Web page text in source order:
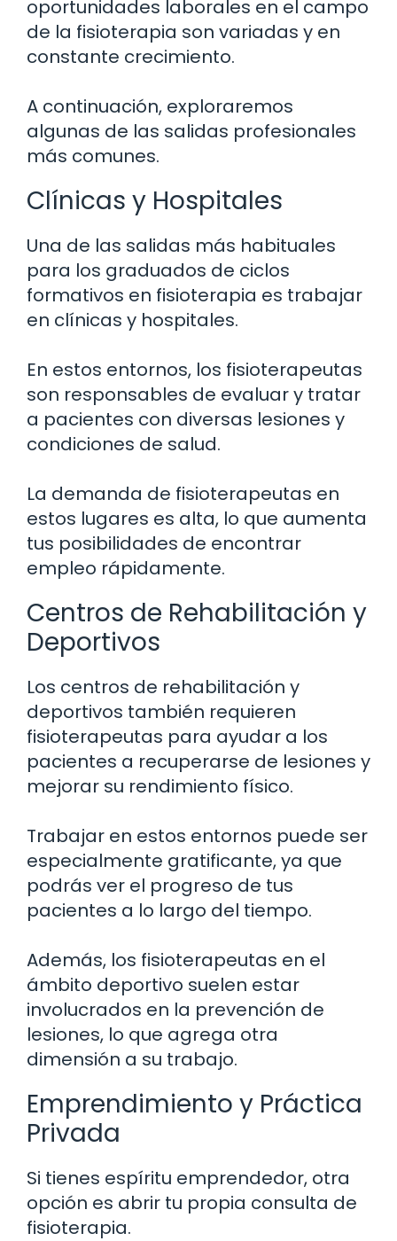
oportunidades laborales en el campo
de la fisioterapia son variadas y en
constante crecimiento.
A continuación, exploraremos
algunas de las salidas profesionales
más comunes.
Clínicas y Hospitales
Una de las salidas más habituales
para los graduados de ciclos
formativos en fisioterapia es trabajar
en clínicas y hospitales.
En estos entornos, los fisioterapeutas
son responsables de evaluar y tratar
a pacientes con diversas lesiones y
condiciones de salud.
La demanda de fisioterapeutas en
estos lugares es alta, lo que aumenta
tus posibilidades de encontrar
empleo rápidamente.
Centros de Rehabilitación y
Deportivos
Los centros de rehabilitación y
deportivos también requieren
fisioterapeutas para ayudar a los
pacientes a recuperarse de lesiones y
mejorar su rendimiento físico.
Trabajar en estos entornos puede ser
especialmente gratificante, ya que
podrás ver el progreso de tus
pacientes a lo largo del tiempo.
Además, los fisioterapeutas en el
ámbito deportivo suelen estar
involucrados en la prevención de
lesiones, lo que agrega otra
dimensión a su trabajo.
Emprendimiento y Práctica
Privada
Si tienes espíritu emprendedor, otra
opción es abrir tu propia consulta de
fisioterapia.